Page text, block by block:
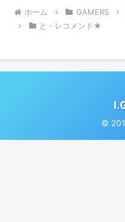
ホーム GAMERS
と・レコメンド★
©